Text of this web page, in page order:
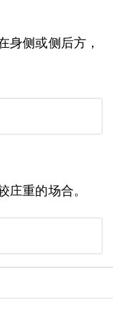
身侧或侧后方，
庄重的场合。